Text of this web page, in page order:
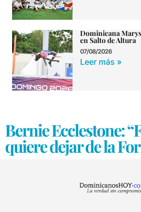
Dominicana
en Salto de Altura
07/08/2026
Leer más »
Bernie Ecclestone:
quiere dejar de la